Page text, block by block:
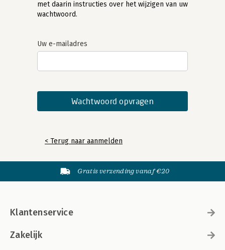
met daarin instructies over het wijzigen van uw
wachtwoord.
Uw e-mailadres
< Terug naar aanmelden
Gratis verzending vanaf €20
Klantenservice
Zakelijk